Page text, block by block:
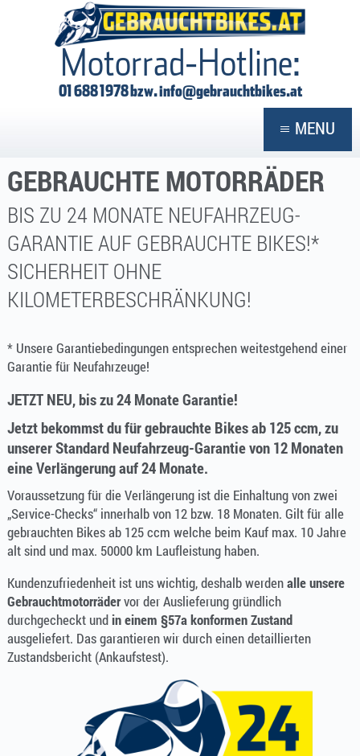
GEBRAUCHTBIKES
Motorrad-Hotline:
01 688 1978 bzw.info@gebrauchtbikes.at
MENU
GEBRAUCHTE MOTORRÄDER
BIS ZU 24 MONATE NEUFAHRZEUG-
GARANTIE AUF GEBRAUCHTE BIKES!*
SICHERHEIT OHNE
KILOMETERBESCHRÄNKUNG!
* Unsere Garantiebedingungen entsprechen weitestgehend einer
Garantie für Neufahrzeuge!
JETZT NEU, bis zu 24 Monate Garantie!
Jetzt bekommst du für gebrauchte Bikes ab 125 ccm, zu
unserer Standard Neufahrzeug-Garantie von 12 Monaten
eine Verlängerung auf 24 Monate.
Voraussetzung für die Verlängerung ist die Einhaltung von zwei
„Service-Checks“ innerhalb von 12 bzw. 18 Monaten. Gilt für alle
gebrauchten Bikes ab 125 ccm welche beim Kauf max. 10 Jahre
alt sind und max. 50000 km Laufleistung haben.
Kundenzufriedenheit ist uns wichtig, deshalb werdenalle unsere
Gebrauchtmotorrädervor der Auslieferung gründlich
durchgecheckt und in einem §57a konformen Zustand
ausgeliefert. Das garantieren wir durch einen detaillierten
Zustandsbericht (Ankaufstest).